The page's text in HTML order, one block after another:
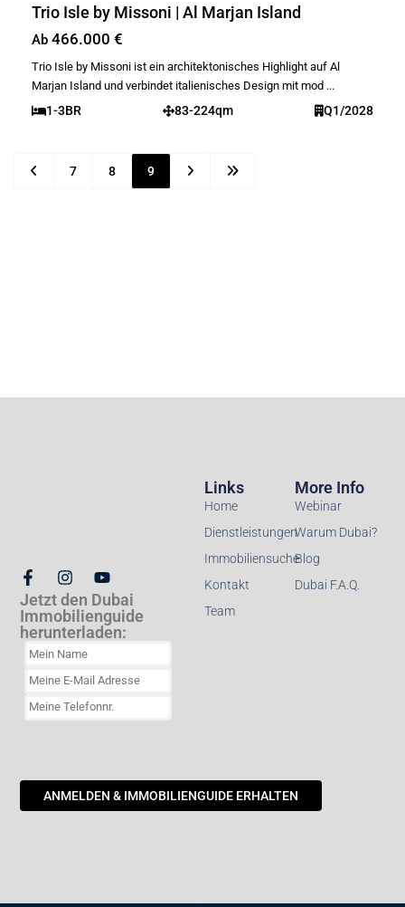
Trio Isle by Missoni | Al Marjan Island
Ab 466.000 €
Trio Isle by Missoni ist ein architektonisches Highlight auf Al
Marjan Island und verbindet italienisches Design mit mod ...
1-3BR 83-224qm Q1/2028
7 8 9
Jetzt den Dubai
Immobilienguide
herunterladen:
Links
Home
Dienstleistungen
Immobiliensuche
Kontakt
Team
More Info
Webinar
Warum Dubai?
Blog
Dubai F.A.Q.